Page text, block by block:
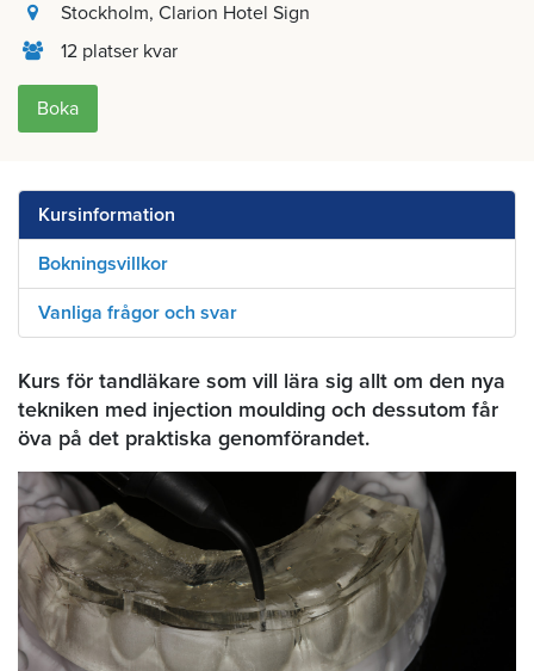
Stockholm, Clarion Hotel Sign
12 platser kvar
Boka
Kursinformation
Bokningsvillkor
Vanliga frågor och svar
Kurs för tandläkare som vill lära sig allt om den nya
tekniken med injection moulding och dessutom får
öva på det praktiska genomförandet.